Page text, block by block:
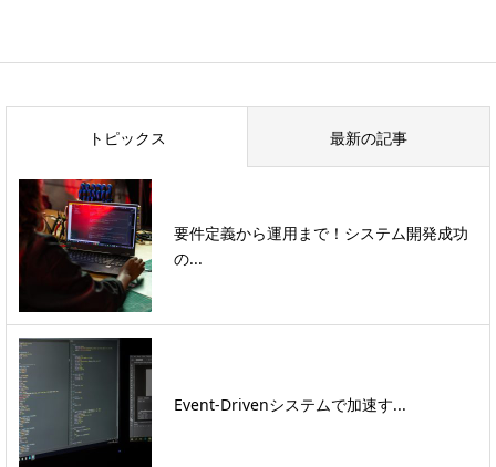
トピックス 最新の記事
要件定義から運用まで！システム開発成功
の...
Event-Drivenシステムで加速す...